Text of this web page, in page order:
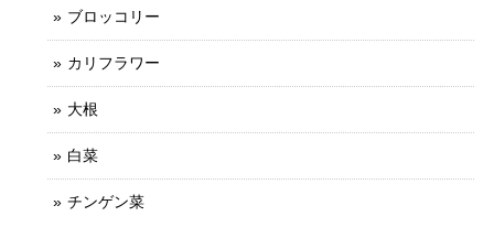
ブロッコリー
カリフラワー
大根
白菜
チンゲン菜